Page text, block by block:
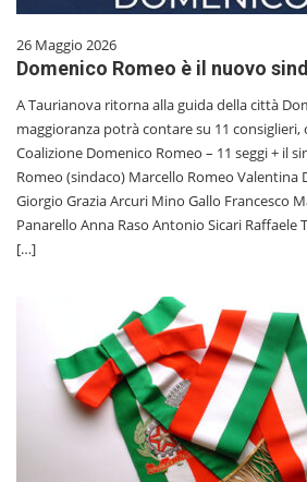
26 Maggio 2026
Domenico Romeo è il nuovo
A Taurianova ritorna alla guida della città
maggioranza potrà contare su 11 consiglieri,
Coalizione Domenico Romeo – 11 seggi + il
Romeo (sindaco) Marcello Romeo Valentina
Giorgio Grazia Arcuri Mino Gallo Francesco
Panarello Anna Raso Antonio Sicari Raffaele
[…]